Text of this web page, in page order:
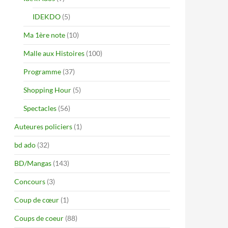
IDEKDO (5)
Ma 1ère note (10)
Malle aux Histoires (100)
Programme (37)
Shopping Hour (5)
Spectacles (56)
Auteures policiers (1)
bd ado (32)
BD/Mangas (143)
Concours (3)
Coup de cœur (1)
Coups de coeur (88)